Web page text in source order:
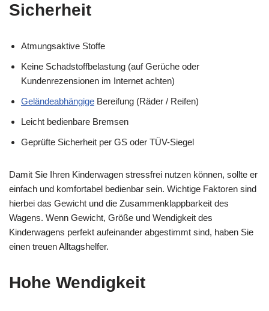
Sicherheit
Atmungsaktive Stoffe
Keine Schadstoffbelastung (auf Gerüche oder
Kundenrezensionen im Internet achten)
Geländeabhängige Bereifung (Räder / Reifen)
Leicht bedienbare Bremsen
Geprüfte Sicherheit per GS oder TÜV-Siegel
Damit Sie Ihren Kinderwagen stressfrei nutzen können, sollte er
einfach und komfortabel bedienbar sein. Wichtige Faktoren sind
hierbei das Gewicht und die Zusammenklappbarkeit des
Wagens. Wenn Gewicht, Größe und Wendigkeit des
Kinderwagens perfekt aufeinander abgestimmt sind, haben Sie
einen treuen Alltagshelfer.
Hohe Wendigkeit